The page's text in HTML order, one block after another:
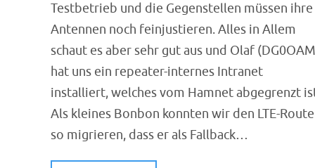
Testbetrieb und die Gegenstellen müssen ihre
Antennen noch feinjustieren. Alles in Allem
schaut es aber sehr gut aus und Olaf
hat uns ein repeater-internes Intranet
installiert, welches vom Hamnet abgegrenzt
Als kleines Bonbon konnten wir den LTE-
so migrieren, dass er als Fallback…